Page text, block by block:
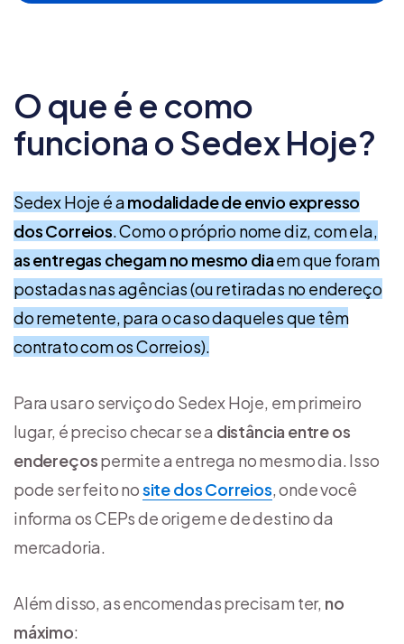
O que é e como
funciona o Sedex Hoje?
Sedex Hoje é amodalidade de envio expresso
dos Correios. Como o próprio nome diz, com ela,
as entregas chegam no mesmo diaem que foram
postadas nas agências (ou retiradas no endereço
do remetente, para o caso daqueles que têm
contrato com os Correios).
Para usar o serviço do Sedex Hoje, em primeiro
lugar, é preciso checar se a distância entre os
endereçospermite a entrega no mesmo dia. Isso
pode ser feito nosite dos Correios, onde você
informa os CEPs de origem e de destino da
mercadoria.
Além disso, as encomendas precisam ter, no
máximo: